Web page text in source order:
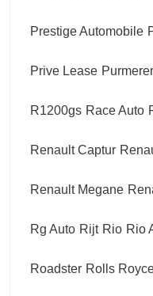
Prestige Automobile
Prive Lease
R1200gs Race Auto
Renault Captur
Renault Megane
Rg Auto Rijt Rio Rio
Roadster Rolls